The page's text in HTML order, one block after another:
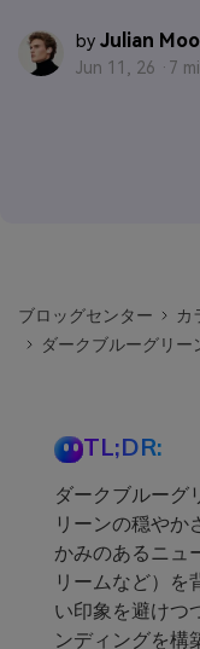
by Julian
Jun 11, 26 · 7
ブロッグセンター
カ
ダークブルーグリー
TL;DR:
ダークブルーグ
リーンの穏やか
かみのあるニュ
リームなど）を
い印象を避けつ
ンディングを構